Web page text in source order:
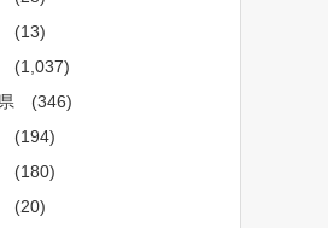
(13)
(1,037)
(346)
(194)
(180)
(20)